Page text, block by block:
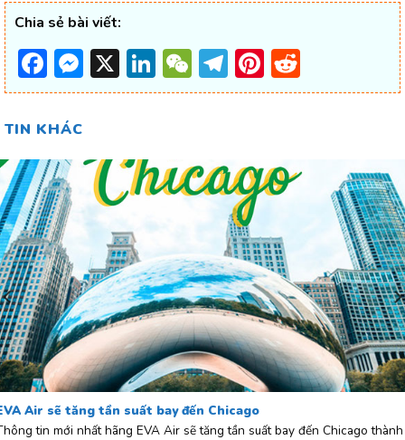
Chia sẻ bài viết:
Facebook
Messenger
X LinkedIn
WeChat
Telegram
Pinterest
TIN KHÁC
Air sẽ tăng tần suất bay đến Chicago
tin mới nhất hãng EVA Air sẽ tăng tần suất bay đến Chicago thành